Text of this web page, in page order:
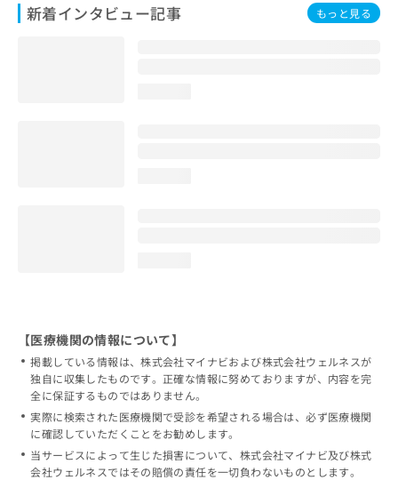
新着インタビュー記事 もっと見る
【医療機関の情報について】
掲載している情報は、株式会社マイナビおよび株式会社ウェルネスが
独自に収集したものです。正確な情報に努めておりますが、内容を完
全に保証するものではありません。
実際に検索された医療機関で受診を希望される場合は、必ず医療機関
に確認していただくことをお勧めします。
当サービスによって生じた損害について、株式会社マイナビ及び株式
会社ウェルネスではその賠償の責任を一切負わないものとします。